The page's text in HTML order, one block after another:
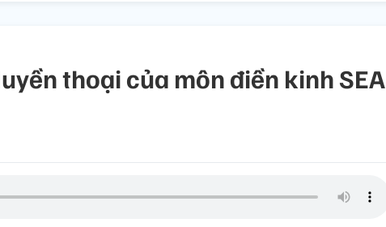
thoại của môn điền kinh SEA